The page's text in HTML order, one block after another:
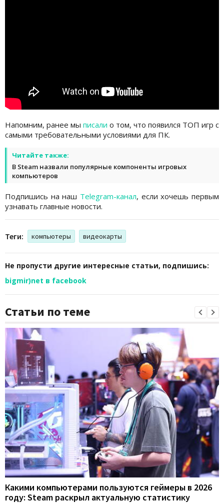
Напомним, ранее мы писали о том, что появился ТОП игр с
самыми требовательными условиями для ПК.
Читайте также:
В Steam назвали популярные компоненты игровых
компьютеров
Подпишись на наш Telegram-канал, если хочешь первым
узнавать главные новости.
Теги: компьютеры видеокарты
Не пропусти другие интересные статьи, подпишись:
bigmir)net в facebook
Статьи по теме
Какими компьютерами пользуются геймеры в 2026
году: Steam раскрыл актуальную статистику